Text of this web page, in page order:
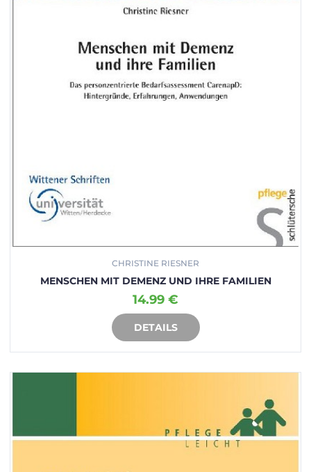
CHRISTINE RIESNER
MENSCHEN MIT DEMENZ UND IHRE FAMILIEN
14.99 €
DETAILS
IN DEN WARENKORB